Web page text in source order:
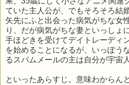
ていた主人公が、でもそろそろ結
矢先にふと出会った病気がちな女
り、だが病気がちな妻といっしょ
手ほどきを受けてデイトレーディ
を始めることになるが、いっぽう
るスパムメールの主は自分が宇
といったあらすじ。意味わからん